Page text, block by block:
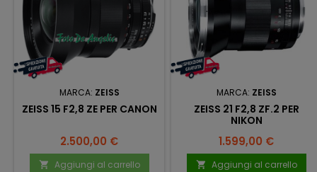
MARCA: ZEISS
ZEISS 15 F2,8 ZE PER CANON
Prezzo
2.500,00 €
 Aggiungi al carrello
MARCA: ZEISS
ZEISS 21 F2,8 ZF.2 PER
NIKON
Prezzo
1.599,00 €
 Aggiungi al carrello